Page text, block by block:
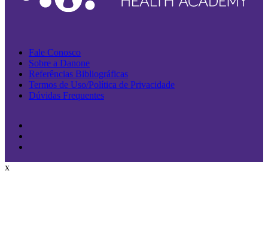
Fale Conosco
Sobre a Danone
Referências Bibliográficas
Termos de Uso/Política de Privacidade
Dúvidas Frequentes
x